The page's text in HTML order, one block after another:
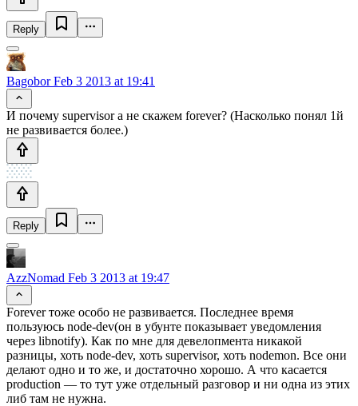
Reply
BagoborFeb 3 2013 at 19:41
И почему supervisor а не скажем forever? (Насколько понял 1й
не развивается более.)
Reply
AzzNomad Feb 3 2013 at 19:47
Forever тоже особо не развивается. Последнее время
пользуюсь node-dev(он в убунте показывает уведомления
через libnotify). Как по мне для девелопмента никакой
разницы, хоть node-dev, хоть supervisor, хоть nodemon. Все они
делают одно и то же, и достаточно хорошо. А что касается
production — то тут уже отдельный разговор и ни одна из этих
либ там не нужна.